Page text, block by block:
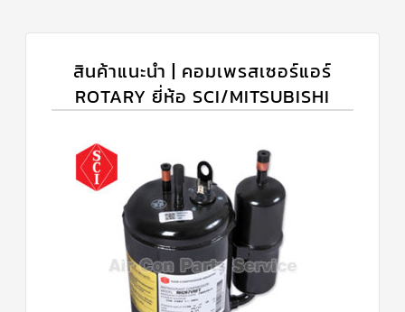
สินค้าแนะนำ | คอมเพรสเซอร์แอร์
ROTARY ยี่ห้อ SCI/MITSUBISHI